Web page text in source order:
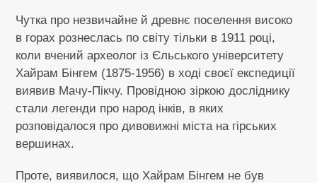
Чутка про незвичайне й древнє поселення високо
в горах рознеслась по світу тільки в 1911 році,
коли вчений археолог із Єльського університету
Хайрам Бінгем (1875-1956) в ході своєї експедиції
виявив Мачу-Пікчу. Провідною зіркою досліднику
стали легенди про народ інків, в яких
розповідалося про дивовижні міста на гірських
вершинах.
Проте, виявилося, що Хайрам Бінгем не був